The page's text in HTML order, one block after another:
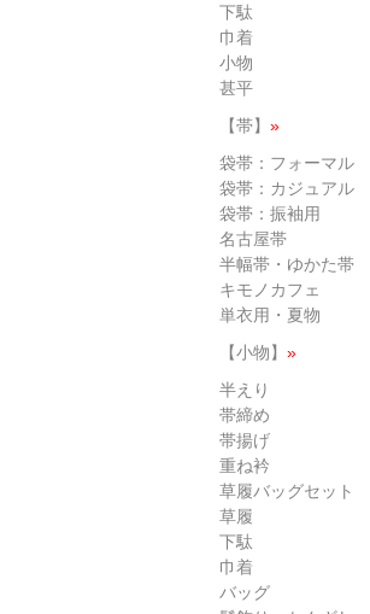
下駄
巾着
小物
甚平
【帯】 »
袋帯：フォーマル
袋帯：カジュアル
袋帯：振袖用
名古屋帯
半幅帯・ゆかた帯
キモノカフェ
単衣用・夏物
【小物】 »
半えり
帯締め
帯揚げ
重ね衿
草履バッグセット
草履
下駄
巾着
バッグ